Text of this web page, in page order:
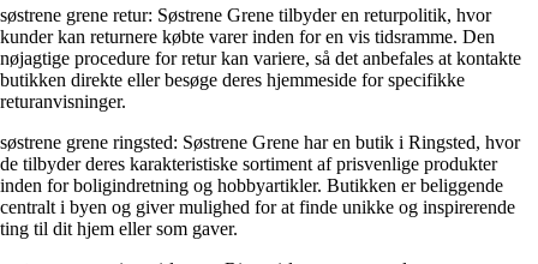
søstrene grene retur: Søstrene Grene tilbyder en returpolitik, hvor
kunder kan returnere købte varer inden for en vis tidsramme. Den
nøjagtige procedure for retur kan variere, så det anbefales at kontakte
butikken direkte eller besøge deres hjemmeside for specifikke
returanvisninger.
søstrene grene ringsted: Søstrene Grene har en butik i Ringsted, hvor
de tilbyder deres karakteristiske sortiment af prisvenlige produkter
inden for boligindretning og hobbyartikler. Butikken er beliggende
centralt i byen og giver mulighed for at finde unikke og inspirerende
ting til dit hjem eller som gaver.